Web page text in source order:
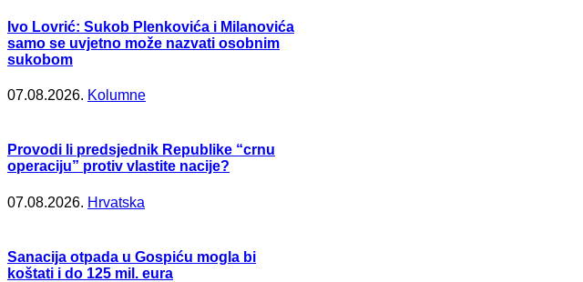
Ivo Lovrić: Sukob Plenkovića i Milanovića
samo se uvjetno može nazvati osobnim
sukobom
07.08.2026. Kolumne
Provodi li predsjednik Republike “crnu
operaciju” protiv vlastite nacije?
07.08.2026. Hrvatska
Sanacija otpada u Gospiću mogla bi
koštati i do 125 mil. eura